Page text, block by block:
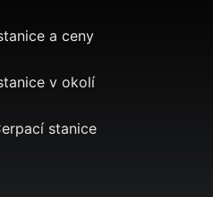
a ceny
v okolí
stanice